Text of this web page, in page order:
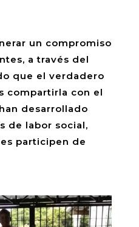
un compromiso
a través del
que el verdadero
compartirla con el
desarrollado
de labor social,
participen de